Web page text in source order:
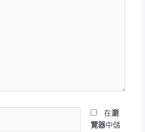
在瀏
覽器中儲